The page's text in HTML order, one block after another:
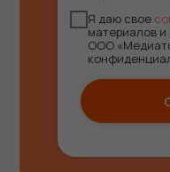
Я даю свое
материалов
ООО